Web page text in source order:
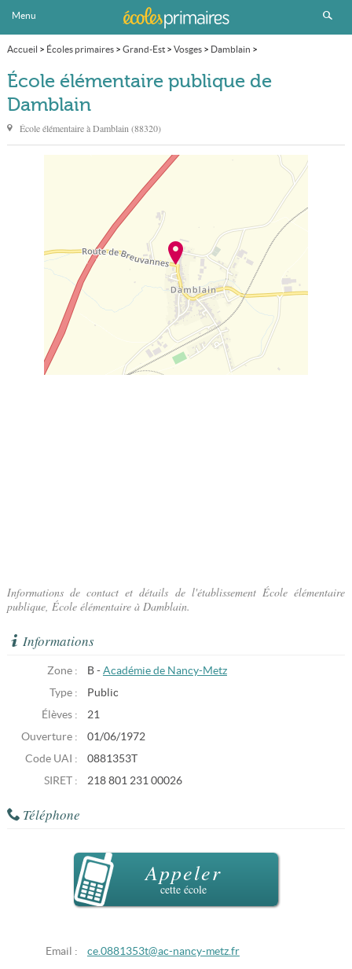
Menu
Accueil > Écoles primaires> Grand-Est> Vosges> Damblain >
École élémentaire publique
École élémentaire publique de
Damblain
École élémentaire àDamblain (88320)
Informations de contact et détails de l'établissement École élémentaire
publique, École élémentaire à Damblain.
Informations
Zone : B - Académie de Nancy-Metz
Type :
Public
Élèves :
21
Ouverture :
01/06/1972
Code UAI :
0881353T
SIRET :
218 801 231 00026
Téléphone
Appeler
cette école
Email : ce.0881353t@ac-nancy-metz.fr